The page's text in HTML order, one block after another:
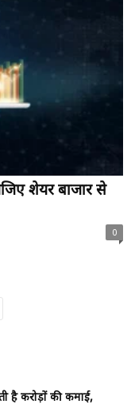
शेयर बाजार से
0
है करोड़ों की कमाई,